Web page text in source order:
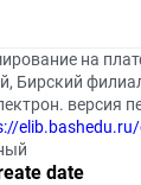
на
Бирский
версия
date